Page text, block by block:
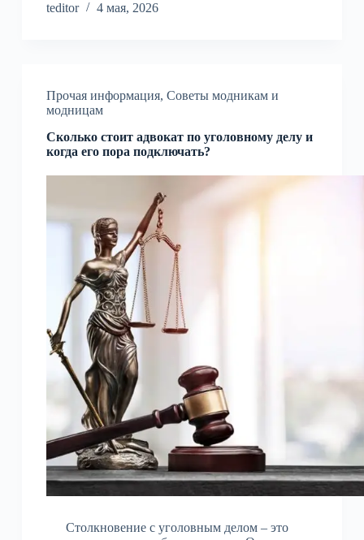
teditor 4 мая, 2026
Прочая информация, Советы модникам и
модницам
Сколько стоит адвокат по уголовному делу и
когда его пора подключать?
Столкновение с уголовным делом – это